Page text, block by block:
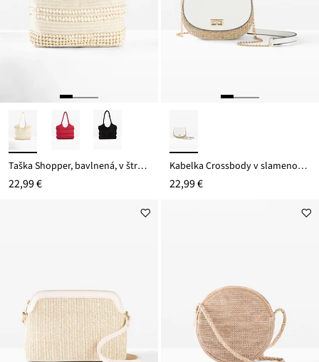
Taška Shopper, bavlnená, v štruktúrovanom vzhľade
22,99 €
Kabelka Crossbody v slamenom vzhľade
22,99 €